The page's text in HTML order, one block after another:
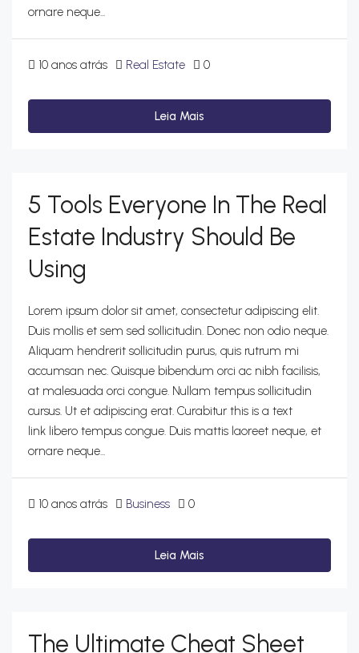
ornare neque...
10 anos atrás Real Estate 0
Leia Mais
5 Tools Everyone In The Real
Estate Industry Should Be
Using
Lorem ipsum dolor sit amet, consectetur adipiscing elit.
Duis mollis et sem sed sollicitudin. Donec non odio neque.
Aliquam hendrerit sollicitudin purus, quis rutrum mi
accumsan nec. Quisque bibendum orci ac nibh facilisis,
at malesuada orci congue. Nullam tempus sollicitudin
cursus. Ut et adipiscing erat. Curabitur this is a text
link libero tempus congue. Duis mattis laoreet neque, et
ornare neque...
10 anos atrás Business 0
Leia Mais
The Ultimate Cheat Sheet